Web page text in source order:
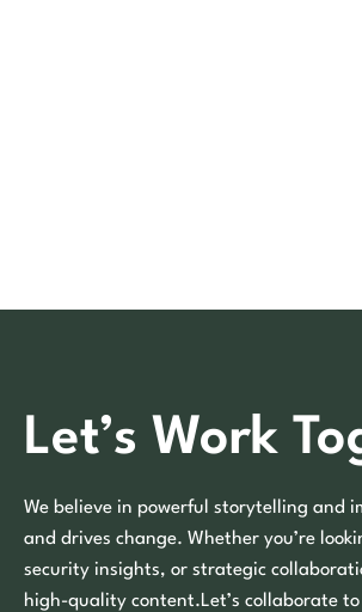
Let’s Work
We believe in powerful storytelling and
and drives change. Whether you’re
security insights, or strategic
high-quality content.Let’s collaborate